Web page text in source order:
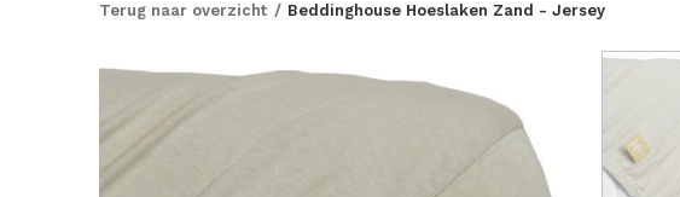
Terug naar overzicht Beddinghouse Hoeslaken Zand - Jersey